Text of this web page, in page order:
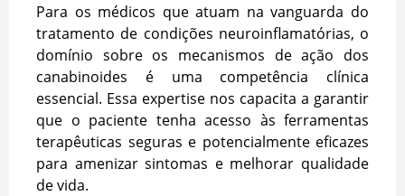
Para os médicos que atuam na vanguarda do
tratamento de condições neuroinflamatórias, o
domínio sobre os mecanismos de ação dos
canabinoides é uma competência clínica
essencial. Essa expertise nos capacita a garantir
que o paciente tenha acesso às ferramentas
terapêuticas seguras e potencialmente eficazes
para amenizar sintomas e melhorar qualidade
de vida.